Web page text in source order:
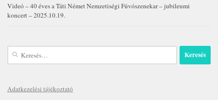
Videó – 40 éves a Táti Német Nemzetiségi Fúvószenekar – jubileumi
koncert – 2025.10.19.
Keresés:
Adatkezelési tájékoztató